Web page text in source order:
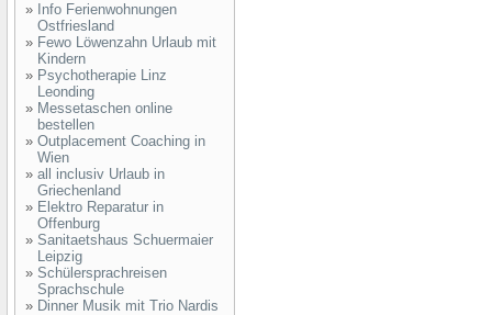
» Info Ferienwohnungen
Ostfriesland
» Fewo Löwenzahn Urlaub mit
Kindern
» Psychotherapie Linz
Leonding
» Messetaschen online
bestellen
» Outplacement Coaching in
Wien
» all inclusiv Urlaub in
Griechenland
» Elektro Reparatur in
Offenburg
» Sanitaetshaus Schuermaier
Leipzig
» Schülersprachreisen
Sprachschule
» Dinner Musik mit Trio Nardis